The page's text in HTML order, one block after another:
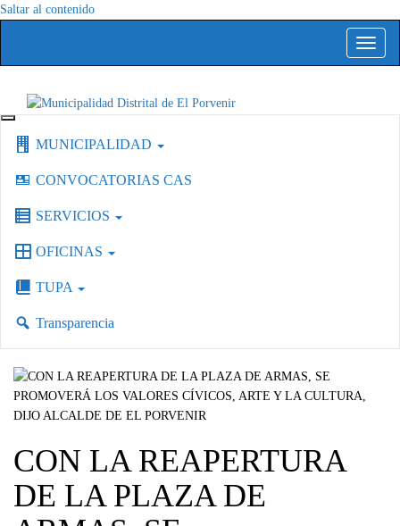
Saltar al contenido
la
MUNICIPALIDAD
CONVOCATORIAS CAS
SERVICIOS
OFICINAS
TUPA
Transparencia
CON LA REAPERTURA
DE LA PLAZA DE